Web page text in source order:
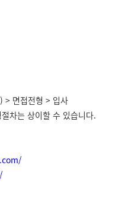
> 면접전형 > 입사
차는 상이할 수 있습니다.